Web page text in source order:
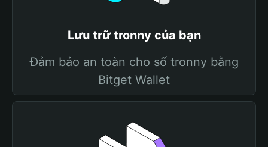
Lưu trữ tronny của bạn
Đảm bảo an toàn cho số tronny bằng
Bitget Wallet